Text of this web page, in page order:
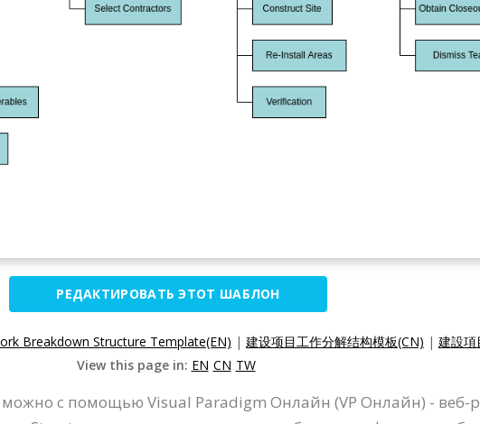
РЕДАКТИРОВАТЬ ЭТОТ ШАБЛОН
Breakdown Structure Template(EN) | 建设项目工作分解结构模板(CN) | 建設項
View this page in: EN CN TW
с помощью Visual Paradigm Онлайн (VP Онлайн) - веб-